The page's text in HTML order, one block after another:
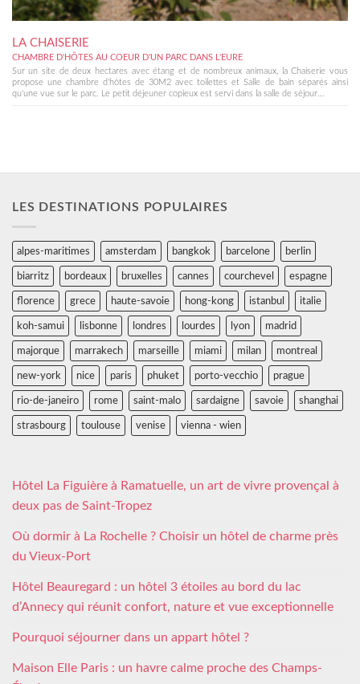
LA CHAISERIE
CHAMBRE D'HÔTES AU COEUR D'UN PARC DANS L'EURE
Sur un site de deux hectares avec étang et de nombreux animaux, la Chaiserie vous
propose une chambre d'hôtes de 30M2 avec toilettes et Salle de bain séparés ainsi
qu'une vue sur le parc. Le petit déjeuner copieux est servi dans la salle de séjour...
LES DESTINATIONS POPULAIRES
alpes-maritimes amsterdam bangkok barcelone berlin
biarritz bordeaux bruxelles cannes courchevel espagne
florence grece haute-savoie hong-kong istanbul italie
koh-samui lisbonne londres lourdes lyon madrid
majorque marrakech marseille miami milan montreal
new-york nice paris phuket porto-vecchio prague
rio-de-janeiro rome saint-malo sardaigne savoie shanghai
strasbourg toulouse venise vienna - wien
Hôtel La Figuière à Ramatuelle, un art de vivre provençal à
deux pas de Saint-Tropez
Où dormir à La Rochelle ? Choisir un hôtel de charme près
du Vieux-Port
Hôtel Beauregard : un hôtel 3 étoiles au bord du lac
d’Annecy qui réunit confort, nature et vue exceptionnelle
Pourquoi séjourner dans un appart hôtel ?
Maison Elle Paris : un havre calme proche des Champs-